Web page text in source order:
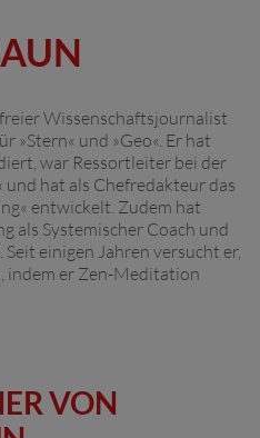
Wissenschaftsjournalist
»Stern« und »Geo«. Er hat
war Ressortleiter bei der
hat als Chefredakteur das
entwickelt. Zudem hat
als Systemischer Coach und
einigen Jahren versucht er,
indem er Zen-Meditation
VON